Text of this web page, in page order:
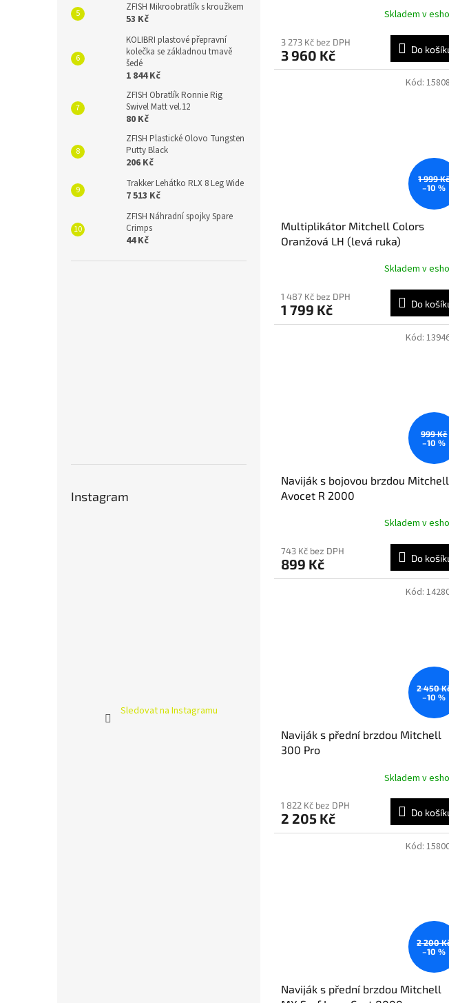
ZFISH Mikroobratlík s kroužkem
53 Kč
KOLIBRI plastové přepravní
kolečka se základnou tmavě
šedé
1 844 Kč
ZFISH Obratlík Ronnie Rig
Swivel Matt vel.12
80 Kč
ZFISH Plastické Olovo Tungsten
Putty Black
206 Kč
Trakker Lehátko RLX 8 Leg Wide
7 513 Kč
ZFISH Náhradní spojky Spare
Crimps
44 Kč
Instagram
Sledovat na Instagramu
produktu
je
5,0
Skladem v
3 273 Kč bez DPH
3 960 Kč Do
1 999
–10 %
Multiplikátor Mitchell Colors
Oranžová LH (levá ruka)
Skladem v
1 487 Kč bez DPH
1 799 Kč Do
Kód:
999 Kč
–10 %
Naviják s bojovou brzdou Mitchell
Avocet R 2000
Skladem v
743 Kč bez DPH
899 Kč Do
Kód:
2 450
–10 %
Naviják s přední brzdou Mitchell
300 Pro
Skladem v
1 822 Kč bez DPH
2 205 Kč Do
Kód:
2 200
–10 %
Naviják s přední brzdou Mitchell
Kód: